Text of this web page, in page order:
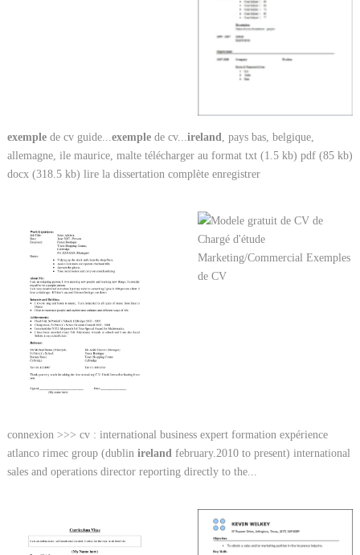
exemplede cv guide...exemplede cv...ireland, pays bas, belgique,
allemagne, ile maurice, malte télécharger au format txt (1.5 kb) pdf (85 kb)
docx (318.5 kb) lire la dissertation complète enregistrer
connexion >>> cv : international business expert formation expérience
atlanco rimec group (dublin ireland february.2010 to present) international
sales and operations director reporting directly to the...